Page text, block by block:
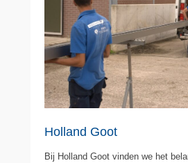
Holland Goot
Bij Holland Goot vinden we het